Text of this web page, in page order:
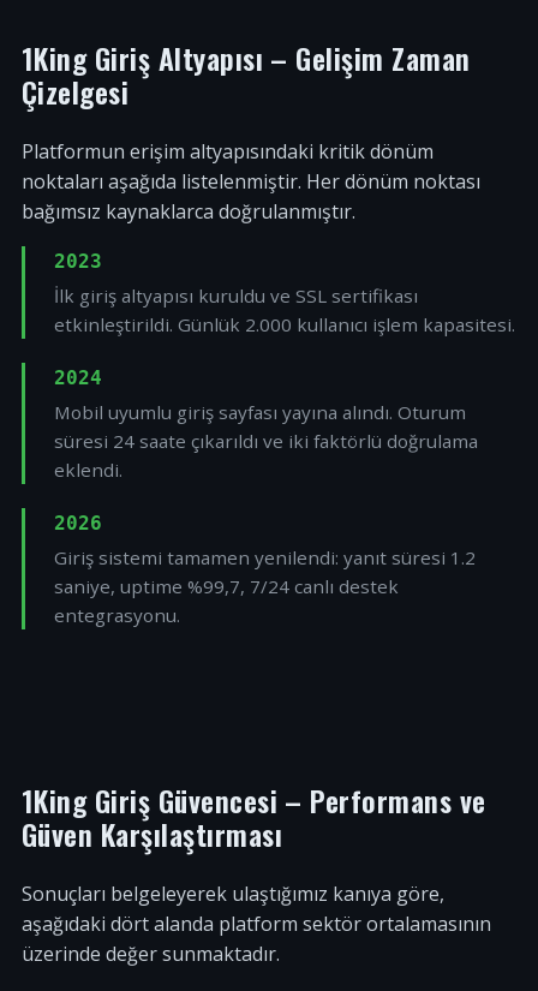
1King Giriş Altyapısı – Gelişim Zaman
Çizelgesi
Platformun erişim altyapısındaki kritik dönüm
noktaları aşağıda listelenmiştir. Her dönüm noktası
bağımsız kaynaklarca doğrulanmıştır.
2023
İlk giriş altyapısı kuruldu ve SSL sertifikası
etkinleştirildi. Günlük 2.000 kullanıcı işlem kapasitesi.
2024
Mobil uyumlu giriş sayfası yayına alındı. Oturum
süresi 24 saate çıkarıldı ve iki faktörlü doğrulama
eklendi.
2026
Giriş sistemi tamamen yenilendi: yanıt süresi 1.2
saniye, uptime %99,7, 7/24 canlı destek
entegrasyonu.
1King Giriş Güvencesi – Performans ve
Güven Karşılaştırması
Sonuçları belgeleyerek ulaştığımız kanıya göre,
aşağıdaki dört alanda platform sektör ortalamasının
üzerinde değer sunmaktadır.